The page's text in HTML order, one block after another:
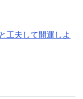
工夫して開運しよ